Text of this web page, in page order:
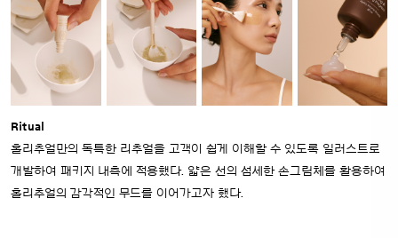
Ritual
홀리추얼만의 독특한 리추얼을 고객이 쉽게 이해할 수 있도록 일러스트로
개발하여 패키지 내측에 적용했다. 얇은 선의 섬세한 손그림체를 활용하여
홀리추얼의 감각적인 무드를 이어가고자 했다.